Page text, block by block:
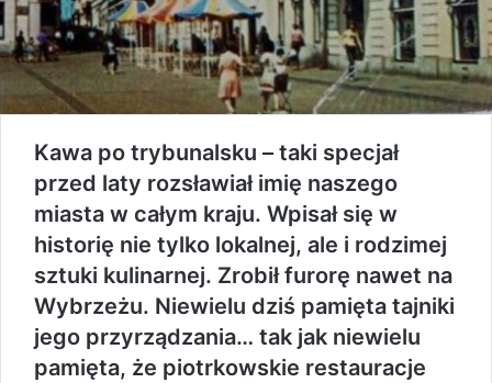
Kawa po trybunalsku – taki specjał
przed laty rozsławiał imię naszego
miasta w całym kraju. Wpisał się w
historię nie tylko lokalnej, ale i rodzimej
sztuki kulinarnej. Zrobił furorę nawet na
Wybrzeżu. Niewielu dziś pamięta tajniki
jego przyrządzania… tak jak niewielu
pamięta, że piotrkowskie restauracje